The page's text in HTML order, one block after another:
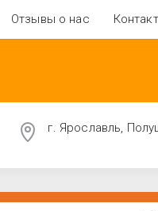
Отзывы о нас
г. Ярославль,